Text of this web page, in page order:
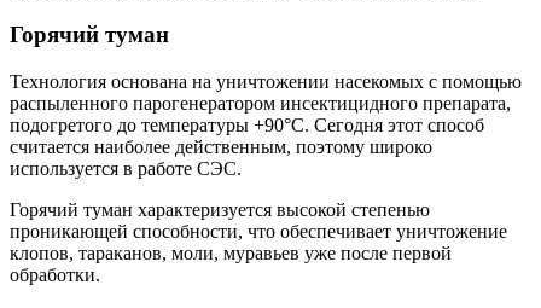
Горячий туман
Технология основана на уничтожении насекомых с помощью
распыленного парогенератором инсектицидного препарата,
подогретого до температуры +90°С. Сегодня этот способ
считается наиболее действенным, поэтому широко
используется в работе СЭС.
Горячий туман характеризуется высокой степенью
проникающей способности, что обеспечивает уничтожение
клопов, тараканов, моли, муравьев уже после первой
обработки.